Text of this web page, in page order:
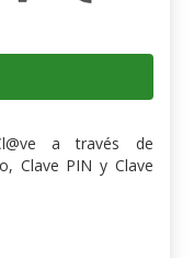
a través de
Clave PIN y Clave